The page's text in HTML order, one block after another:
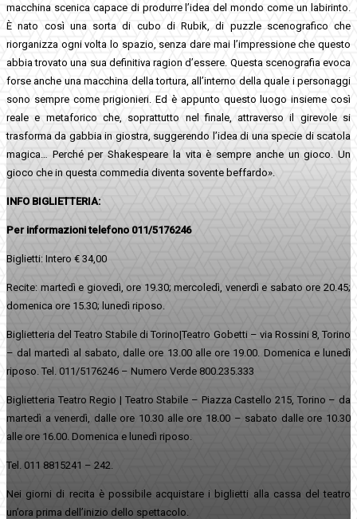
macchina scenica capace di produrre l’idea del mondo come un labirinto.
È nato così una sorta di cubo di Rubik, di puzzle scenografico che
riorganizza ogni volta lo spazio, senza dare mai l’impressione che questo
abbia trovato una sua definitiva ragion d’essere. Questa scenografia evoca
forse anche una macchina della tortura, all’interno della quale i personaggi
sono sempre come prigionieri. Ed è appunto questo luogo insieme così
reale e metaforico che, soprattutto nel finale, attraverso il girevole si
trasforma da gabbia in giostra, suggerendo l’idea di una specie di scatola
magica… Perché per Shakespeare la vita è sempre anche un gioco. Un
gioco che in questa commedia diventa sovente beffardo».
INFO BIGLIETTERIA:
Per informazioni telefono 011/5176246
Biglietti: Intero € 34,00
Recite: martedì e giovedì, ore 19.30; mercoledì, venerdì e sabato ore 20.45;
domenica ore 15.30; lunedì riposo.
Biglietteria del Teatro Stabile di Torino|Teatro Gobetti – via Rossini 8, Torino
– dal martedì al sabato, dalle ore 13.00 alle ore 19.00. Domenica e lunedì
riposo. Tel. 011/5176246 – Numero Verde 800.235.333
Biglietteria Teatro Regio | Teatro Stabile – Piazza Castello 215, Torino – da
martedì a venerdì, dalle ore 10.30 alle ore 18.00 – sabato dalle ore 10.30
alle ore 16.00. Domenica e lunedì riposo.
Tel. 011 8815241 – 242.
Nei giorni di recita è possibile acquistare i biglietti alla cassa del teatro
un’ora prima dell’inizio dello spettacolo.